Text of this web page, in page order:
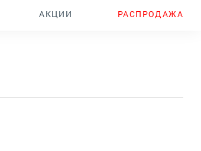
АКЦИИ РАСПРОДАЖА